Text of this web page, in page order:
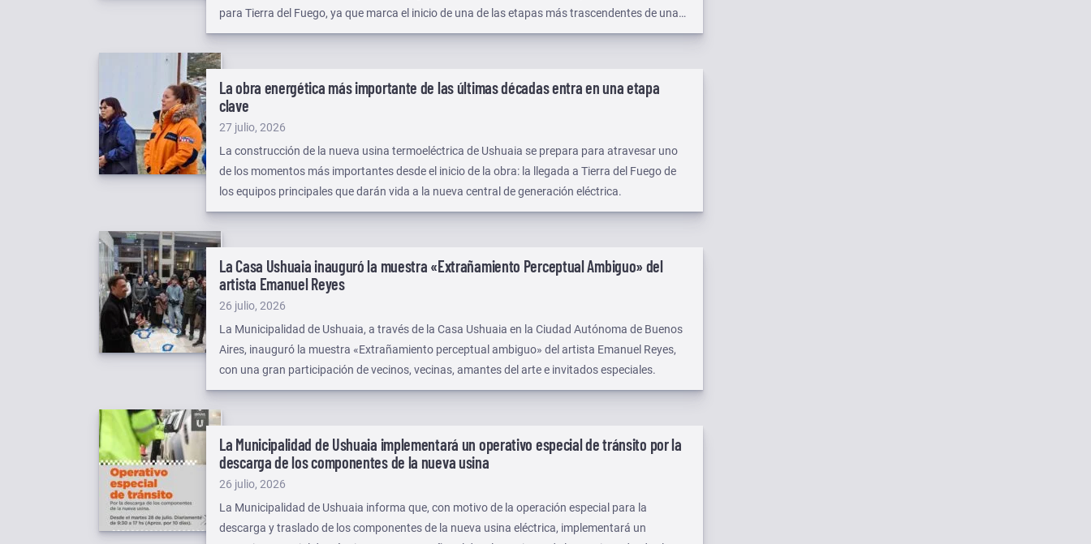
para Tierra del Fuego, ya que marca el inicio de una de las etapas más trascendentes de una
obra destinada a transformar el sistema energético de la capital fueguina.
La obra energética más importante de las últimas décadas entra en una etapa
clave
Publicado
el
27 julio, 2026
La construcción de la nueva usina termoeléctrica de Ushuaia se prepara para atravesar uno
de los momentos más importantes desde el inicio de la obra: la llegada a Tierra del Fuego de
los equipos principales que darán vida a la nueva central de generación eléctrica.
La Casa Ushuaia inauguró la muestra «Extrañamiento Perceptual Ambiguo» del
artista Emanuel Reyes
Publicado
el
26 julio, 2026
La Municipalidad de Ushuaia, a través de la Casa Ushuaia en la Ciudad Autónoma de Buenos
Aires, inauguró la muestra «Extrañamiento perceptual ambiguo» del artista Emanuel Reyes,
con una gran participación de vecinos, vecinas, amantes del arte e invitados especiales.
La Municipalidad de Ushuaia implementará un operativo especial de tránsito por la
descarga de los componentes de la nueva usina
Publicado
el
26 julio, 2026
La Municipalidad de Ushuaia informa que, con motivo de la operación especial para la
descarga y traslado de los componentes de la nueva usina eléctrica, implementará un